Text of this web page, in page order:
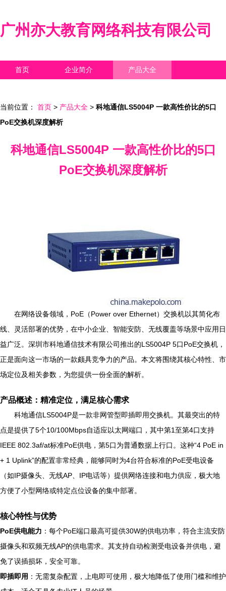
广州亦大教育网络科技有限公司
首页 企业简介 产品大全
当前位置： 首页 > 产品大全 > 科地通信LS5004P 一款高性价比的5口
PoE交换机深度解析
科地通信LS5004P 一款高性价比的5口
PoE交换机深度解析
在网络设备领域，PoE（Power over Ethernet）交换机以其简化布
线、灵活部署的优势，在中小企业、智能安防、无线覆盖等场景中应用日
益广泛。深圳市科地通信技术有限公司推出的LS5004P 5口PoE交换机，
正是面向这一市场的一款颇具竞争力的产品。本文将围绕其核心特性、市
场定位及相关参数，为您提供一份全面的解析。
产品概述：精准定位，满足核心需求
科地通信LS5004P是一款非网管型即插即用交换机。其最突出的特
点是提供了5个10/100Mbps自适应以太网端口，其中第1至第4口支持
IEEE 802.3af/at标准PoE供电，第5口为普通数据上行口。这种“4 PoE in
+ 1 Uplink”的配置非常经典，能够同时为4台符合标准的PoE受电设备
（如IP摄像头、无线AP、IP电话等）提供网络连接和电力供应，极大地
方便了小型网络或特定点位设备的集中部署。
核心特性与优势
PoE供电能力 ：每个PoE端口最高可提供30W的供电功率，符合主流安防
摄像头和双频无线AP的供电需求。其支持自动检测受电设备并供电，避
免了误插损坏，安全可靠。
即插即用 ：无需复杂配置，上电即可使用，极大地降低了使用门槛和维护